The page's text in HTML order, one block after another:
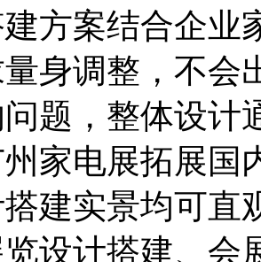
方案结合企业
身调整，不会
题，整体设计
家电展拓展国
建实景均可直
设计搭建、会